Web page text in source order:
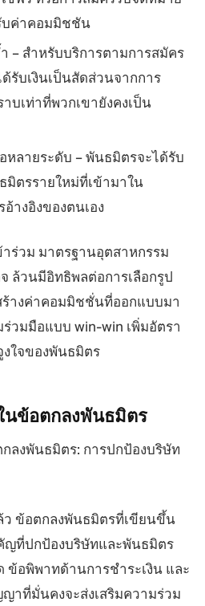
บค่าคอมมิชชัน
– สำหรับบริการตามการสมัคร
รับเงินเป็นสัดส่วนจากการ
บเท่าที่พวกเขายังคงเป็น
ลายระดับ – พันธมิตรจะได้รับ
ตรรายใหม่ที่เข้ามาใน
างอิงของตนเอง
ร่วม มาตรฐานอุตสาหกรรม
ล้วนมีอิทธิพลต่อการเลือกรูป
ร้างค่าคอมมิชชั่นที่ออกแบบมา
วมมือแบบ win-win เพิ่มอัตรา
งใจของพันธมิตร
ข้อตกลงพันธมิตร
งพันธมิตร: การปกป้องบริษัท
ว ข้อตกลงพันธมิตรที่เขียนขึ้น
ญที่ปกป้องบริษัทและพันธมิตร
ข้อพิพาทด้านการชำระเงิน และ
าที่มั่นคงจะส่งเสริมความร่วม